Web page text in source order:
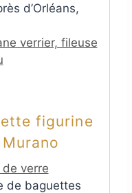
d’Orléans,
verrier, fileuse
figurine
verre
de baguettes